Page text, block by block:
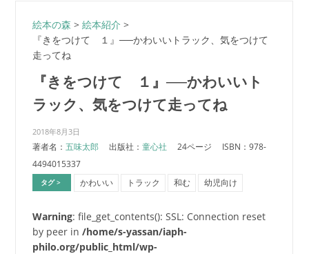
絵本の森 > 絵本紹介 >
『きをつけて １』──かわいいトラック、気をつけて
走ってね
『きをつけて １』──かわいいト
ラック、気をつけて走ってね
2018年8月3日
著者名： 五味太郎 出版社： 童心社 24ページ
ISBN：978-
4494015337
タグ > かわいい トラック 和む 幼児向け
Warning: file_get_contents(): SSL: Connection reset
by peer in /home/s-yassan/iaph-
philo.org/public_html/wp-